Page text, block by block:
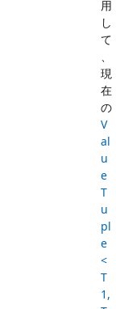
用
し
て
現
在
の
V
al
u
e
T
u
pl
e
<
T
1,